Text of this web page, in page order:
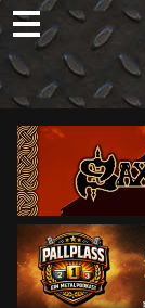
Skip
to
content